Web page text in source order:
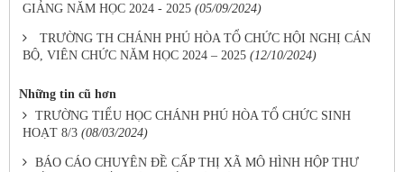
GIẢNG NĂM HỌC 2024 - 2025 (05/09/2024)
TRƯỜNG TH CHÁNH PHÚ HÒA TỔ CHỨC HỘI NGHỊ CÁN
BỘ, VIÊN CHỨC NĂM HỌC 2024 – 2025 (12/10/2024)
Những tin cũ hơn
TRƯỜNG TIỂU HỌC CHÁNH PHÚ HÒA TỔ CHỨC SINH
HOẠT 8/3 (08/03/2024)
BÁO CÁO CHUYÊN ĐỀ CẤP THỊ XÃ MÔ HÌNH HỘP THƯ